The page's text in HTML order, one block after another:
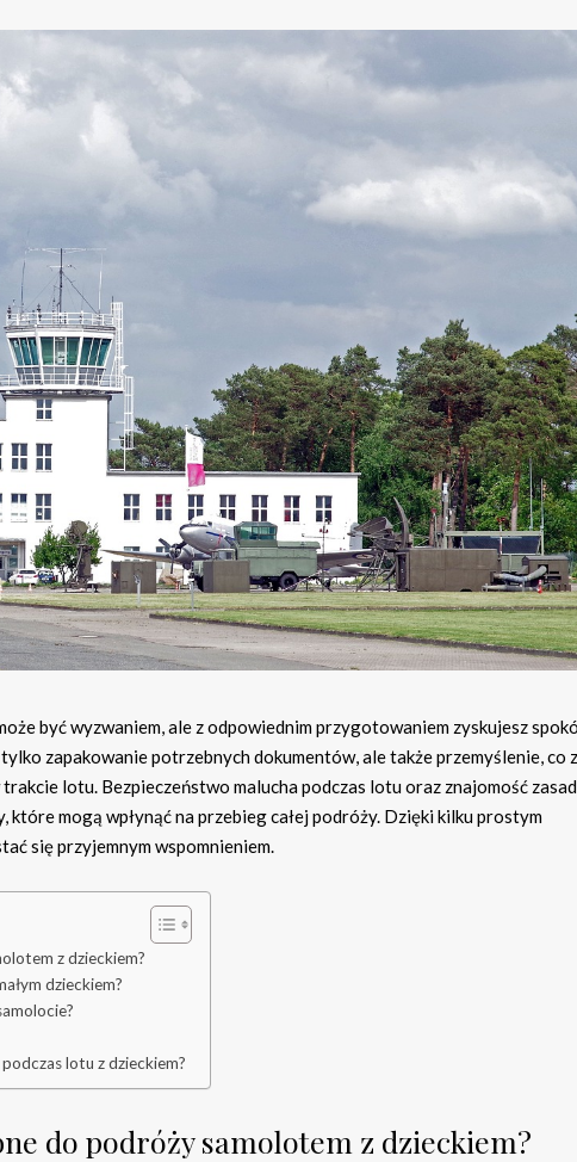
być wyzwaniem, ale z odpowiednim przygotowaniem zyskujesz
zapakowanie potrzebnych dokumentów, ale także przemyślenie, co
lotu. Bezpieczeństwo malucha podczas lotu oraz znajomość zasad
mogą wpłynąć na przebieg całej podróży. Dzięki kilku prostym
się przyjemnym wspomnieniem.
z dzieckiem?
dzieckiem?
lotu z dzieckiem?
do podróży samolotem z dzieckiem?